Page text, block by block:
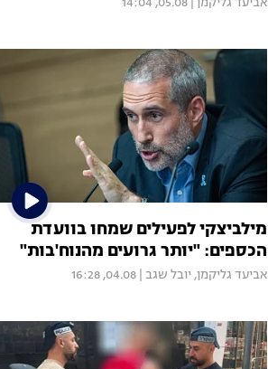
מילביצקי לפעילים שמחו בוועדת
הכספים: "יותר גרועים מהנוח'בות"
אביעד גליקמן, יובל שגב 04.08, 16:28